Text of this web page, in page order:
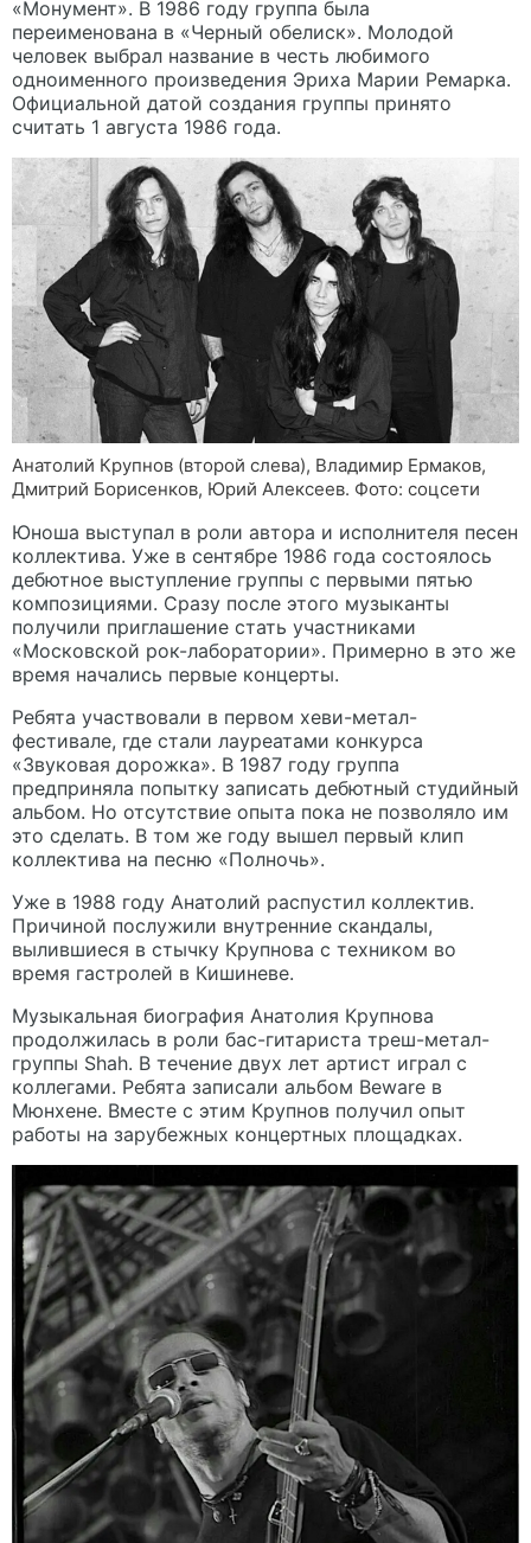
«Монумент». В 1986 году группа была
переименована в «Черный обелиск». Молодой
человек выбрал название в честь любимого
одноименного произведения Эриха Марии Ремарка.
Официальной датой создания группы принято
считать 1 августа 1986 года.
Анатолий Крупнов (второй слева), Владимир Ермаков,
Дмитрий Борисенков, Юрий Алексеев. Фото: соцсети
Юноша выступал в роли автора и исполнителя песен
коллектива. Уже в сентябре 1986 года состоялось
дебютное выступление группы с первыми пятью
композициями. Сразу после этого музыканты
получили приглашение стать участниками
«Московской рок-лаборатории». Примерно в это же
время начались первые концерты.
Ребята участвовали в первом хеви-метал-
фестивале, где стали лауреатами конкурса
«Звуковая дорожка». В 1987 году группа
предприняла попытку записать дебютный студийный
альбом. Но отсутствие опыта пока не позволяло им
это сделать. В том же году вышел первый клип
коллектива на песню «Полночь».
Уже в 1988 году Анатолий распустил коллектив.
Причиной послужили внутренние скандалы,
вылившиеся в стычку Крупнова с техником во
время гастролей в Кишиневе.
Музыкальная биография Анатолия Крупнова
продолжилась в роли бас-гитариста треш-метал-
группы Shah. В течение двух лет артист играл с
коллегами. Ребята записали альбом Beware в
Мюнхене. Вместе с этим Крупнов получил опыт
работы на зарубежных концертных площадках.